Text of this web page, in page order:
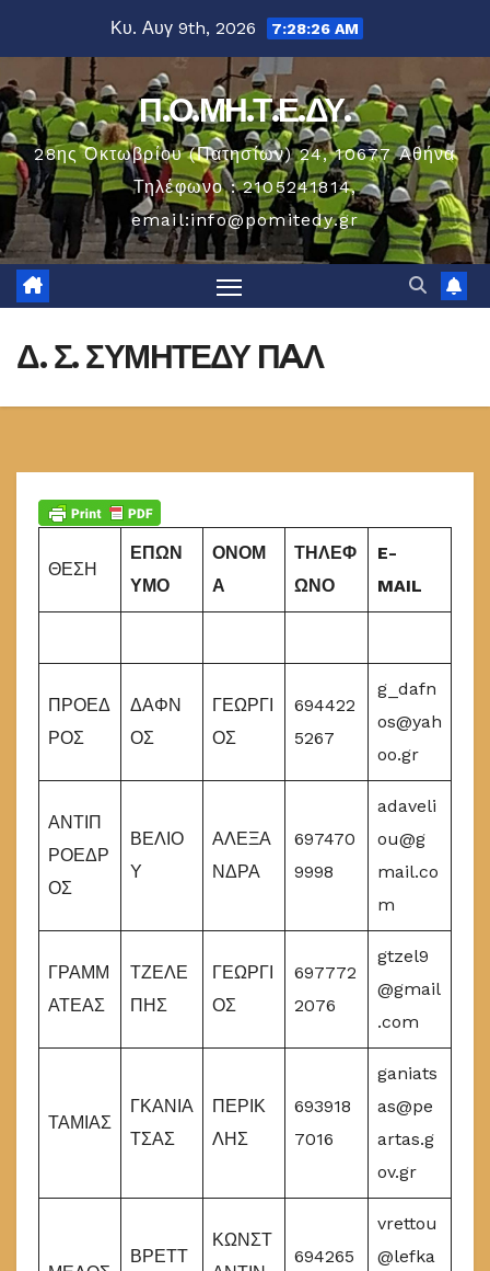
περιεχόμενο
Κυ. Αυγ 9th, 2026 7:28:26 AM
Π.Ο.ΜΗ.Τ.Ε.ΔΥ.
28ης Οκτωβρίου (Πατησίων) 24, 10677 Aθήνα
Τηλέφωνο : 2105241814,
email:info@pomitedy.gr
Δ. Σ. ΣΥΜΗΤΕΔΥ ΠAΛ
ΘΕΣΗ
ΕΠΩΝ
ΥΜΟ
ΟΝΟΜ
Α
ΤΗΛΕΦ
ΩΝΟ
E-
MAIL
ΠΡΟΕΔ
ΡΟΣ
ΔΑΦΝ
ΟΣ
ΓΕΩΡΓΙ
ΟΣ
694422
5267
g_dafn
os@yah
oo.gr
ΑΝΤΙΠ
ΡΟΕΔΡ
ΟΣ
ΒΕΛΙΟ
Υ
ΑΛΕΞΑ
ΝΔΡΑ
697470
9998
adaveli
ou@g
mail.co
m
ΓΡΑΜΜ
ΑΤΕΑΣ
ΤΖΕΛΕ
ΠΗΣ
ΓΕΩΡΓΙ
ΟΣ
697772
2076
gtzel9
@gmail
.com
ΤΑΜΙΑΣ
ΓΚΑΝΙΑ
ΤΣΑΣ
ΠΕΡΙΚ
ΛΗΣ
693918
7016
ganiats
as@pe
artas.g
ov.gr
ΒΡΕΤΤ
ΚΩΝΣΤ
694265
vrettou
@lefka